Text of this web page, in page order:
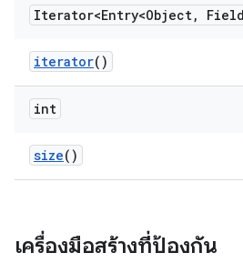
Iterator<Entry<Object,
iterator()
int
size()
เครื่องมือสร้างที่ป้องกัน